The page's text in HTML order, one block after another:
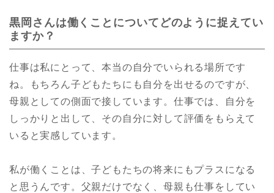
黒岡さんは働くことについてどのように捉えてい
ますか？
仕事は私にとって、本当の自分でいられる場所です
ね。もちろん子どもたちにも自分を出せるのですが、
母親としての側面で接しています。仕事では、自分を
しっかりと出して、その自分に対して評価をもらえて
いると実感しています。
私が働くことは、子どもたちの将来にもプラスになる
と思うんです。父親だけでなく、母親も仕事をしてい